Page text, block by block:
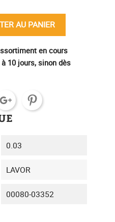
AU PANIER
en cours
10 jours, sinon dès
0.03
LAVOR
00080-03352